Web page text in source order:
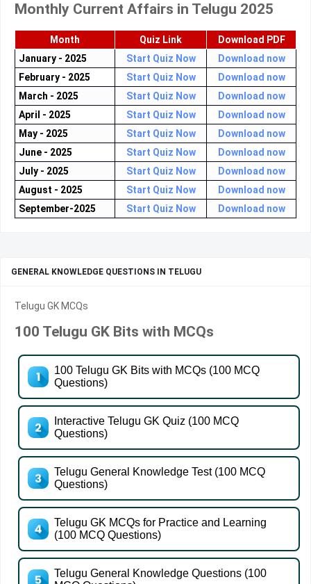
Monthly Current Affairs in Telugu 2025
Month Quiz Link
Download PDF
January - 2025
Start Quiz Now
Download now
February - 2025
Start Quiz Now
Download now
March - 2025
Start Quiz Now
Download now
April - 2025
Start Quiz Now
Download now
May - 2025
Start Quiz Now
Download now
June - 2025
Start Quiz Now
Download now
July - 2025
Start Quiz Now
Download now
August - 2025
Start Quiz Now
Download now
September-2025
Start Quiz Now Download now
GENERAL KNOWLEDGE QUESTIONS IN TELUGU
Telugu GK MCQs
100 Telugu GK Bits with MCQs
100 Telugu GK Bits with MCQs (100 MCQ
Questions)
Interactive Telugu GK Quiz (100 MCQ
Questions)
Telugu General Knowledge Test (100 MCQ
Questions)
Telugu GK MCQs for Practice and Learning
(100 MCQ Questions)
Telugu General Knowledge Questions (100